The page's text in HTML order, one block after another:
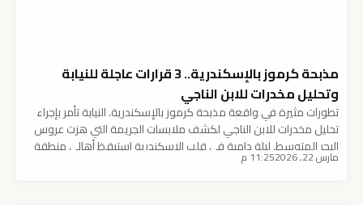
مذبحة كرموز بالإسكندرية.. 3 قرارات عاجلة للنيابة
وتحليل مخدرات للابن الناجي
تطورات مثيرة في واقعة مذبحة كرموز بالإسكندرية. النيابة تأمر بإجراء
تحليل مخدرات للابن الناجي لكشف ملابسات الجريمة التي هزت عروس
البحر المتوسط. ليلة دامية في قلب الإسكندرية استيقظ أهالي منطقة
كرموز التابعة لحى غرب الإسكندرية على فاجعة هزت أركان المدينة،
مارس 22, 2026 11:25 م